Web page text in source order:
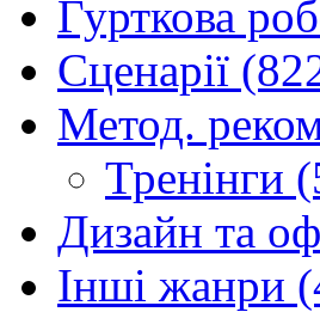
Гурткова
Сценарії
Метод.
Тренінги
Дизайн та
Інші жанри